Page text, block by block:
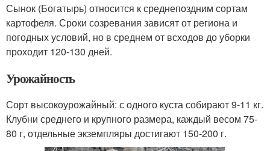
Сынок (Богатырь) относится к среднепоздним сортам
картофеля. Сроки созревания зависят от региона и
погодных условий, но в среднем от всходов до уборки
проходит 120-130 дней.
Урожайность
Сорт высокоурожайный: с одного куста собирают 9-11 кг.
Клубни среднего и крупного размера, каждый весом 75-
80 г, отдельные экземпляры достигают 150-200 г.